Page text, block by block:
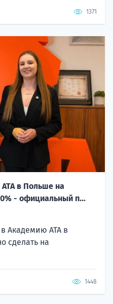
1371
в Польше на
- официальный п...
Академию ATA в
сделать на
1448